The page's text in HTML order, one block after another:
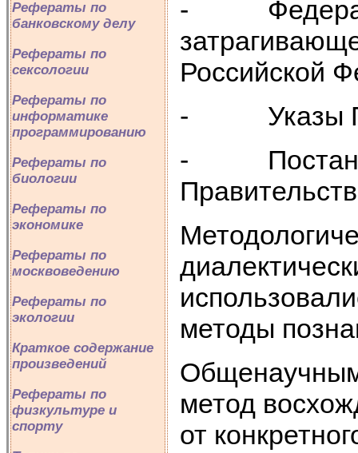
Рефераты по
банковскому делу
Рефераты по
сексологии
Рефераты по
информатике
программированию
Рефераты по
биологии
Рефераты по
экономике
Рефераты по
москвоведению
Рефераты по
экологии
Краткое содержание
произведений
Рефераты по
физкультуре и
спорту
-
Российской
- Указы
-
методы
метод
от